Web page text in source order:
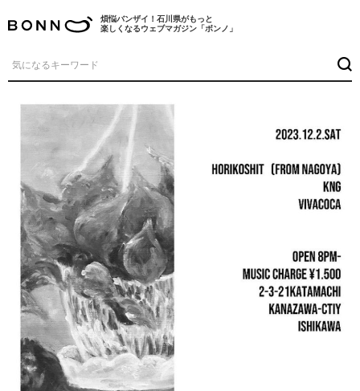
煩悩バンザイ！石川県がもっと
楽しくなるウェブマガジン「ボンノ」